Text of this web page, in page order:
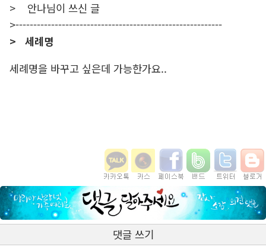
> 안나님이 쓰신 글
>----------------------------------------------------------
> 세례명
세례명을 바꾸고 싶은데 가능한가요..
댓글 쓰기